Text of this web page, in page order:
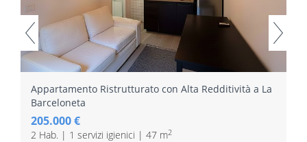
Appartamento Ristrutturato con Alta Redditività a La
Barceloneta
205.000 €
2 Hab. | 1 servizi igienici | 47 m2